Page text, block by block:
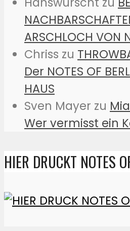
ARSCHLOCH VON
Chriss zu
Der NOTES OF
HAUS
Sven Mayer zu
Wer vermisst ein
HIER DRUCKT NOTES